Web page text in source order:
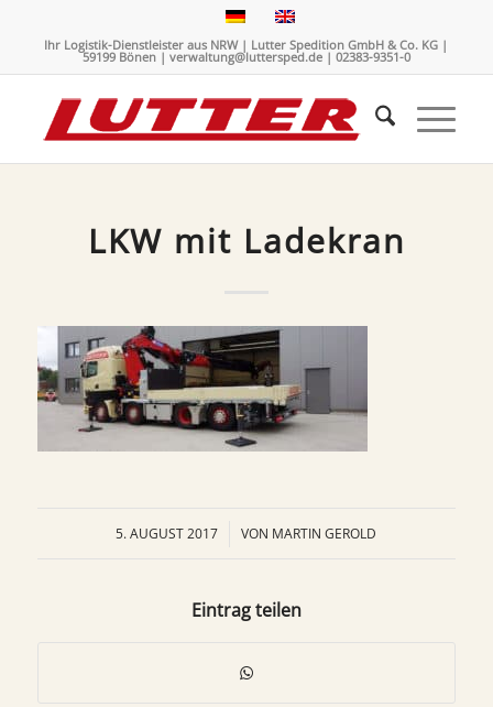
Ihr Logistik-Dienstleister aus NRW | Lutter Spedition GmbH & Co. KG |
59199 Bönen | verwaltung@luttersped.de | 02383-9351-0
LKW mit Ladekran
5. AUGUST 2017
/ VON MARTIN GEROLD
Eintrag teilen